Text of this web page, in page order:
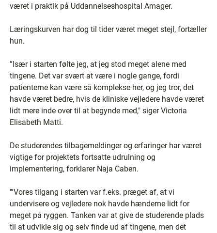
været i praktik på Uddannelseshospital Amager.
Læringskurven har dog til tider været meget stejl, fortæller
hun.
”Især i starten følte jeg, at jeg stod meget alene med
tingene. Det var svært at være i nogle gange, fordi
patienterne kan være så komplekse her, og jeg tror, det
havde været bedre, hvis de kliniske vejledere havde været
lidt mere inde over til at begynde med," siger Victoria
Elisabeth Matti.
De studerendes tilbagemeldinger og erfaringer har været
vigtige for projektets fortsatte udrulning og
implementering, forklarer Naja Caben.
'”Vores tilgang i starten var f.eks. præget af, at vi
undervisere og vejledere nok havde hænderne lidt for
meget på ryggen. Tanken var at give de studerende plads
til at udvikle sig og selv finde ud af tingene, men det